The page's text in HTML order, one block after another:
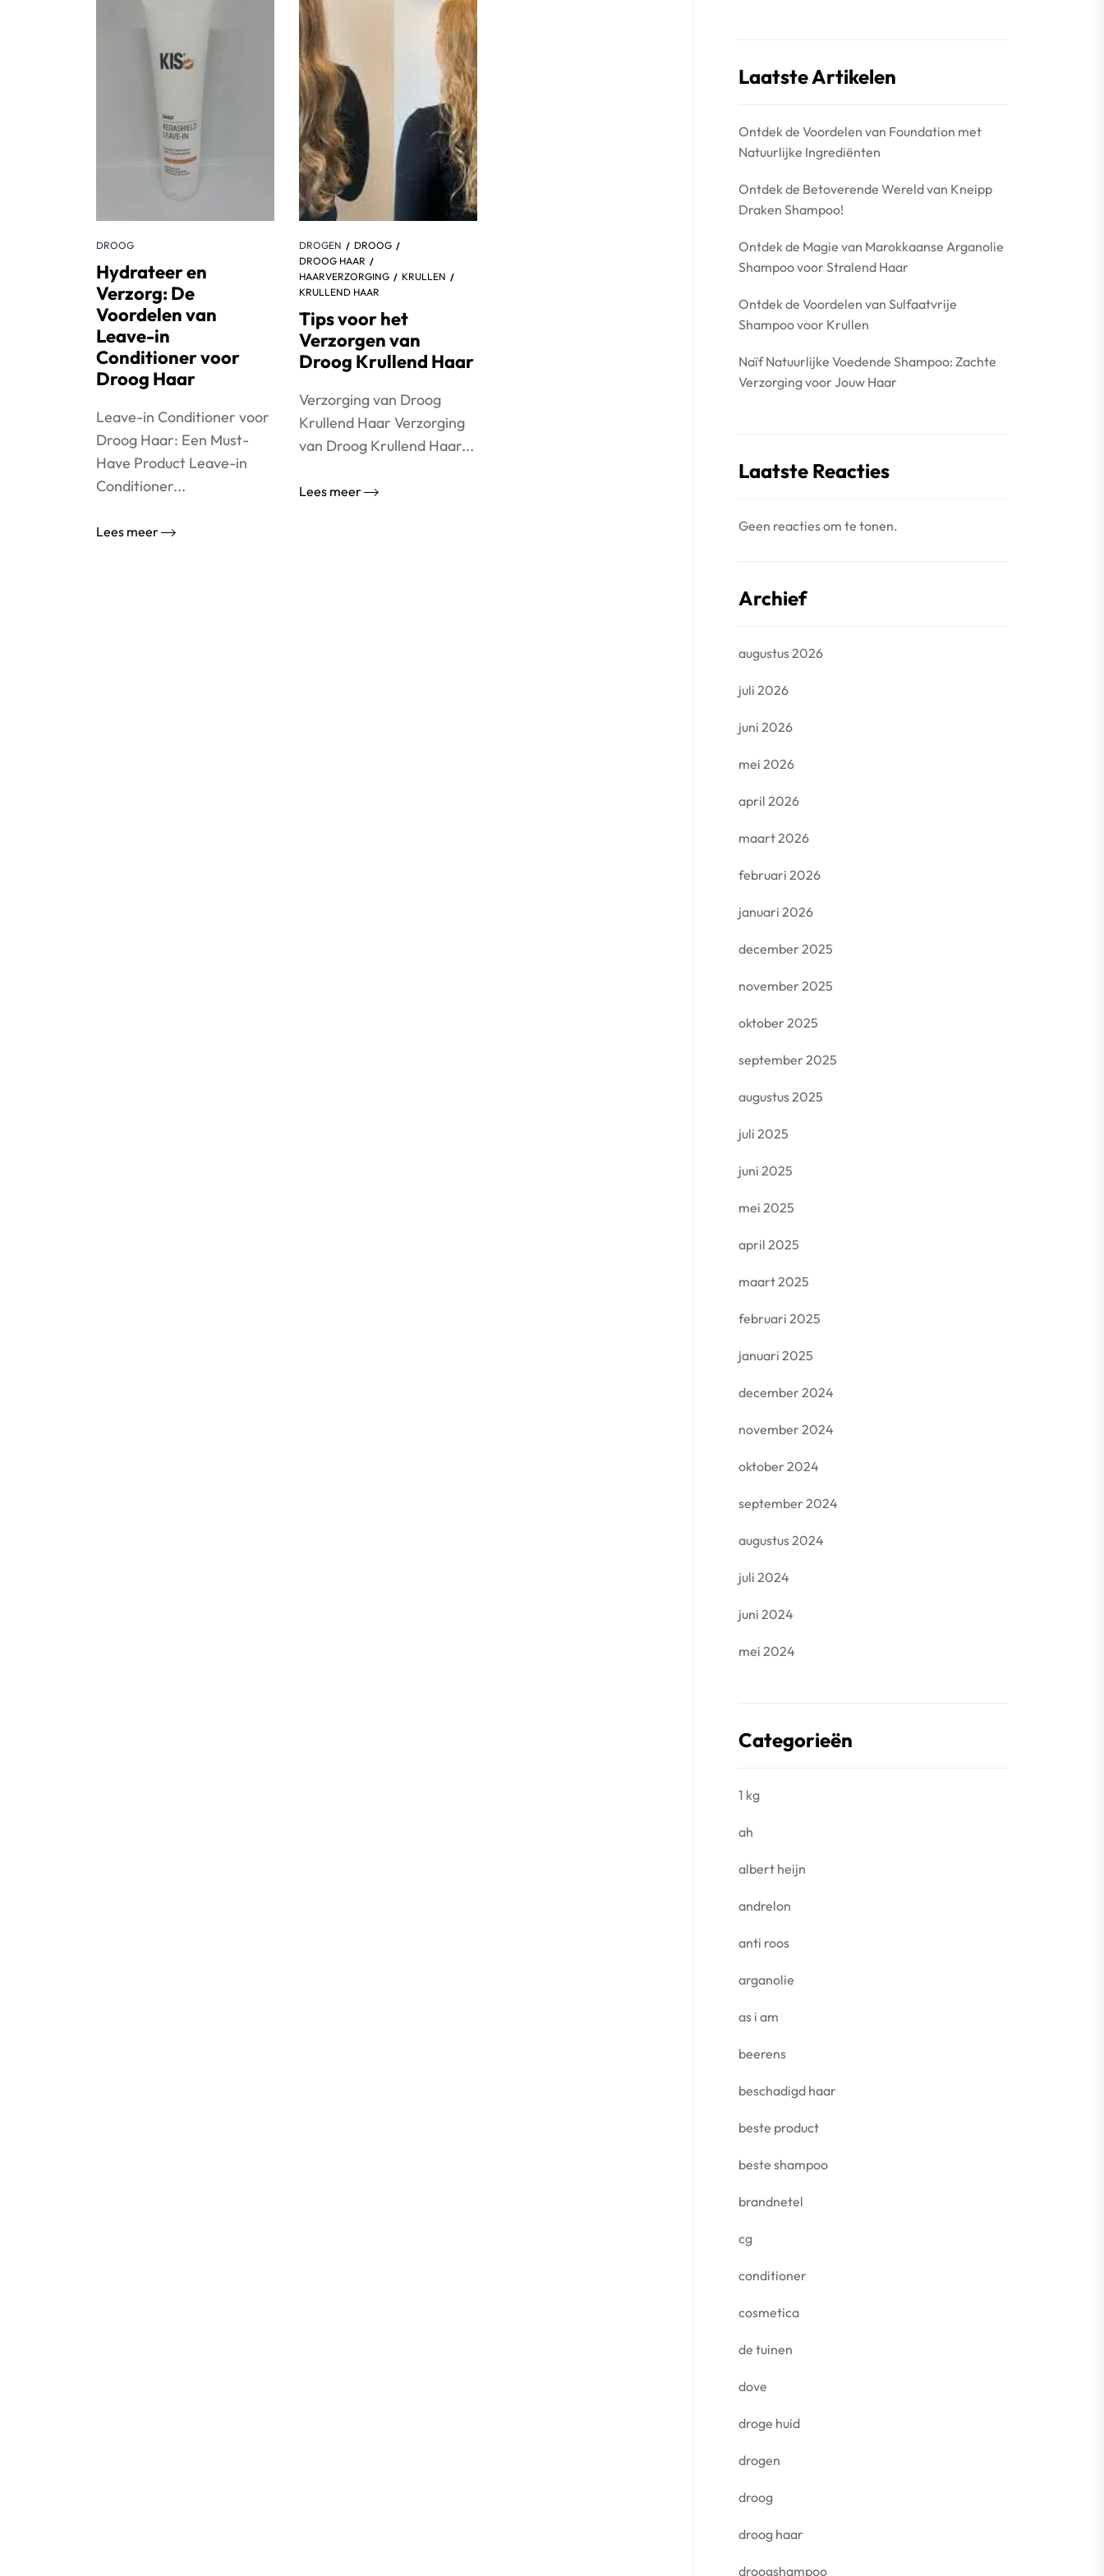
DROOG
Hydrateer en
Verzorg: De
Voordelen van
Leave-in
Conditioner voor
Droog Haar
Leave-in Conditioner voor
Droog Haar: Een Must-
Have Product Leave-in
Conditioner...
Lees meer
DROGEN
DROOG
DROOG HAAR
HAARVERZORGING
KRULLEN
KRULLEND HAAR
Tips voor het
Verzorgen van
Droog Krullend Haar
Verzorging van Droog
Krullend Haar Verzorging
van Droog Krullend Haar...
Lees meer
Laatste Artikelen
Ontdek de Voordelen van Foundation met
Natuurlijke Ingrediënten
Ontdek de Betoverende Wereld van Kneipp
Draken Shampoo!
Ontdek de Magie van Marokkaanse Arganolie
Shampoo voor Stralend Haar
Ontdek de Voordelen van Sulfaatvrije
Shampoo voor Krullen
Naïf Natuurlijke Voedende Shampoo: Zachte
Verzorging voor Jouw Haar
Laatste Reacties
Geen reacties om te tonen.
Archief
augustus 2026
juli 2026
juni 2026
mei 2026
april 2026
maart 2026
februari 2026
januari 2026
december 2025
november 2025
oktober 2025
september 2025
augustus 2025
juli 2025
juni 2025
mei 2025
april 2025
maart 2025
februari 2025
januari 2025
december 2024
november 2024
oktober 2024
september 2024
augustus 2024
juli 2024
juni 2024
mei 2024
Categorieën
1 kg
ah
albert heijn
andrelon
anti roos
arganolie
as i am
beerens
beschadigd haar
beste product
beste shampoo
brandnetel
cg
conditioner
cosmetica
de tuinen
dove
droge huid
drogen
droog
droog haar
droogshampoo